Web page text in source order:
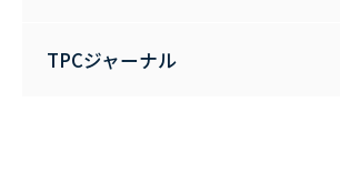
TPCジャーナル